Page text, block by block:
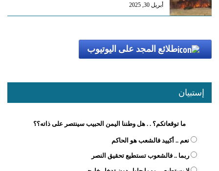
أبريل 30, 2025
طلائع المجد على اليوتيوب
إستبيان
ما توقعاتكم؟ . . هل وطننا اليمن الحبيب سينتصر على ذاته؟؟
نعم .. أكييد فالشعب هو الحاكم
ربما .. فالشعوب تستطيع تحقيق النصر